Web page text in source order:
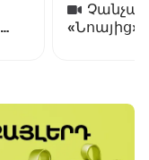
«Նոայից»